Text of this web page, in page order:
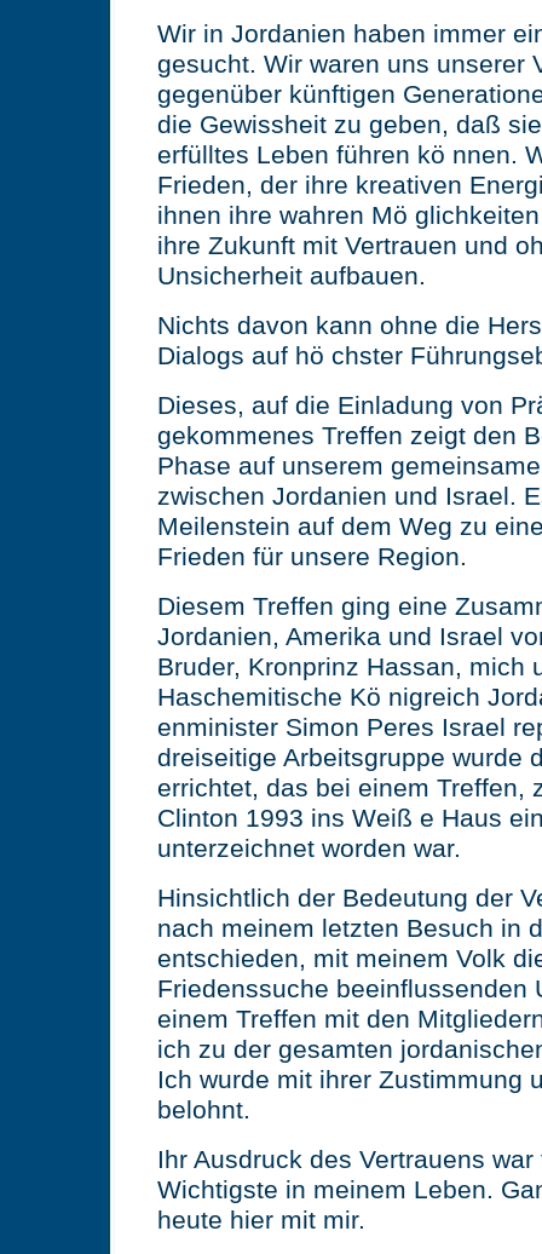
Wir in Jordanien haben immer
gesucht. Wir waren uns unserer
gegenüber künftigen
die Gewissheit zu geben, daß
erfülltes Leben führen kö nnen.
Frieden, der ihre kreativen
ihnen ihre wahren Mö
ihre Zukunft mit Vertrauen und
Unsicherheit aufbauen.
Nichts davon kann ohne die
Dialogs auf hö chster
Dieses, auf die Einladung von
gekommenes Treffen zeigt den
Phase auf unserem
zwischen Jordanien und Israel.
Meilenstein auf dem Weg zu
Frieden für unsere Region.
Diesem Treffen ging eine
Jordanien, Amerika und Israel
Bruder, Kronprinz Hassan, mich
Haschemitische Kö nigreich
enminister Simon Peres Israel
dreiseitige Arbeitsgruppe wurde
errichtet, das bei einem Treffen,
Clinton 1993 ins Weiß e Haus
unterzeichnet worden war.
Hinsichtlich der Bedeutung der
nach meinem letzten Besuch in
entschieden, mit meinem Volk
Friedenssuche beeinflussenden
einem Treffen mit den
ich zu der gesamten
Ich wurde mit ihrer Zustimmung
belohnt.
Ihr Ausdruck des Vertrauens
Wichtigste in meinem Leben.
heute hier mit mir.